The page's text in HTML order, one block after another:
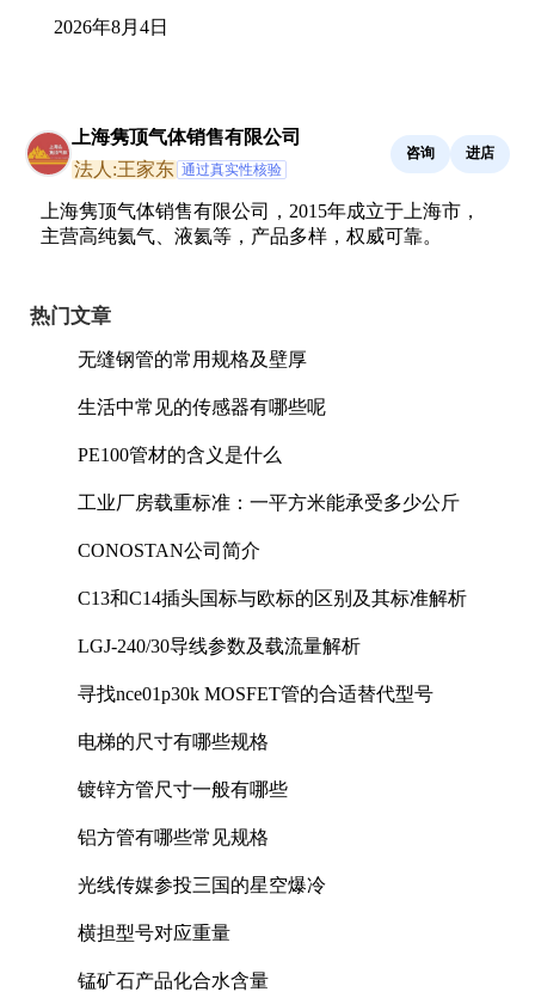
2026年8月4日
上海隽顶气体销售有限公司
法人:王家东 通过真实性核验
咨询 进店
上海隽顶气体销售有限公司，2015年成立于上海市，
主营高纯氦气、液氦等，产品多样，权威可靠。
热门文章
无缝钢管的常用规格及壁厚
生活中常见的传感器有哪些呢
PE100管材的含义是什么
工业厂房载重标准：一平方米能承受多少公斤
CONOSTAN公司简介
C13和C14插头国标与欧标的区别及其标准解析
LGJ-240/30导线参数及载流量解析
寻找nce01p30k MOSFET管的合适替代型号
电梯的尺寸有哪些规格
镀锌方管尺寸一般有哪些
铝方管有哪些常见规格
光线传媒参投三国的星空爆冷
横担型号对应重量
锰矿石产品化合水含量